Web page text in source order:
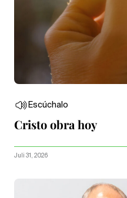
Escúchalo
Cristo obra hoy
Juli 31, 2026